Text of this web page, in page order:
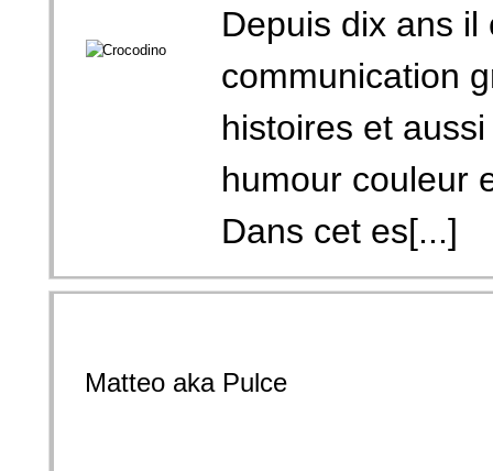
Depuis dix ans
communication
histoires et
humour couleur
Dans cet es[...]
Matteo aka Pulce